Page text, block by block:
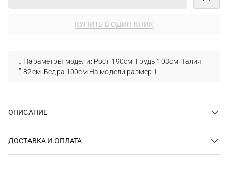
КУПИТЬ В ОДИН КЛИК
Параметры модели: Рост 190см. Грудь 103см. Талия
82см. Бедра 100см На модели размер: L
ОПИСАНИЕ
ДОСТАВКА И ОПЛАТА